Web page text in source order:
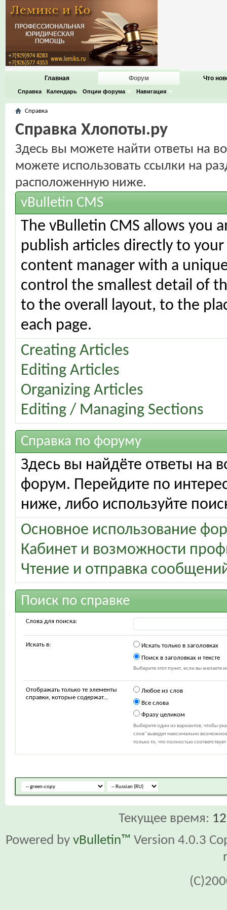
Главная Форум
Справка Календарь Опции форума Навигация
Что
Справка
Справка Хлопоты.ру
Здесь вы можете найти ответы на
можете использовать ссылки на
расположенную ниже.
vBulletin CMS
The vBulletin CMS allows you
publish articles directly to
content manager with a
control the smallest detail of
to the overall layout, to the
each page.
Creating Articles
Editing Articles
Organizing Articles
Editing / Managing Sections
Справка по форуму
Здесь вы найдёте ответы на
форум. Перейдите по
ниже, либо используйте
Основное использование
Кабинет и возможности
Чтение и отправка
Поиск по справке
Слова для поиска:
Искать в:
Искать только в заголовках
Поиск в заголовках и тексте
Выберите этот пункт, если вы желаете
Отображать только те элементы
справки, которые содержат...
Любое из слов
Все слова
Фразу целиком
Выберите один из вариантов, чтобы
слов" выведет максимально возможное
только то, что полностью
Текущее время:
Powered by vBulletin™ Version 4.0.3